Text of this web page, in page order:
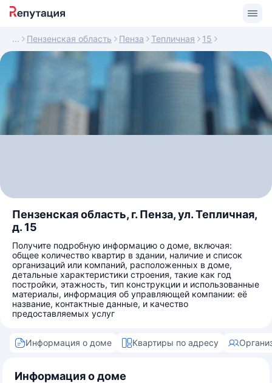
Пензенская область Пенза Тепличная 15
Пензенская область, г. Пенза, ул. Тепличная,
д. 15
Получите подробную информацию о доме, включая:
общее количество квартир в здании, наличие и список
организаций или компаний, расположенных в доме,
детальные характеристики строения, такие как год
постройки, этажность, тип конструкции и использованные
материалы, информация об управляющей компании: её
название, контактные данные, и качество
предоставляемых услуг
Информация о доме Квартиры по адресу
Информация о доме